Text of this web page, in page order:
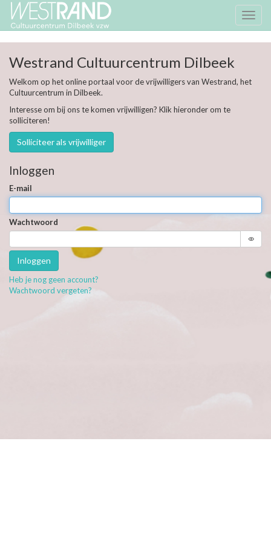
Westrand Cultuurcentrum Dilbeek
Welkom op het online portaal voor de vrijwilligers van Westrand, het
Cultuurcentrum in Dilbeek.
Interesse om bij ons te komen vrijwilligen? Klik hieronder om te
solliciteren!
Solliciteer als vrijwilliger
Inloggen
E-mail
Wachtwoord
Inloggen
Heb je nog geen account?
Wachtwoord vergeten?